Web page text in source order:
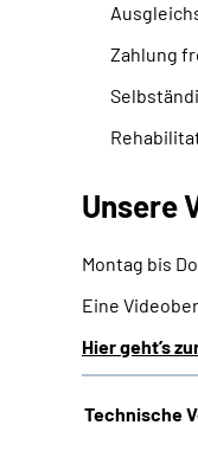
Zahlung
Unsere
Montag bis
Eine
Hier geht’s
Technische